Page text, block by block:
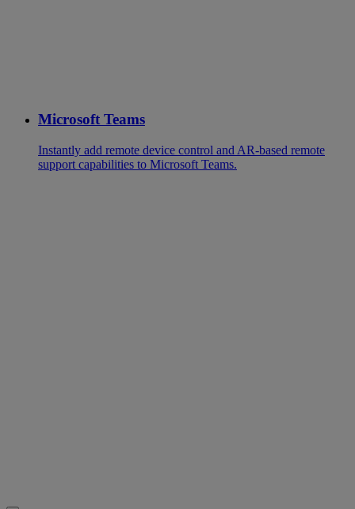
Microsoft Teams
Instantly add remote device control and AR-based remote
support capabilities to Microsoft Teams.